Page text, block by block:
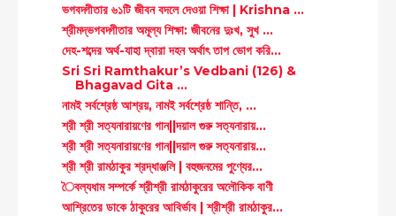
ভগবদ্গীতার ৬১টি জীবন বদলে দেওয়া শিক্ষা | Krishna ...
শ্রীমদ্ভগবদ্গীতার অমূল্য শিক্ষা: জীবনের দুঃখ, সুখ ...
দেহ-শব্দের অর্থ-যাহা দ্বারা দহন অর্থাৎ তাপ ভোগ করি...
Sri Sri Ramthakur’s Vedbani (126) &
Bhagavad Gita ...
নামই সর্বশ্রেষ্ঠ আশ্রয়, নামই সর্বশ্রেষ্ঠ শান্তি, ...
শ্রী শ্রী সত্যনারায়ণের গান||দয়াল গুরু সত্যনারায়...
শ্রী শ্রী সত্যনারায়ণের গান||দয়াল গুরু সত্যনারায়...
শ্রী শ্রী রামঠাকুর শ্রদ্ধাঞ্জলি | বহুজনমের পুণ্যের...
ৈবল্যধাম সম্পর্কে শ্রীশ্রী রামঠাকুরের অলৌকিক বাণী
আশ্রিতের ডাকে ঠাকুরের আবির্ভাব | শ্রীশ্রী রামঠাকুর...